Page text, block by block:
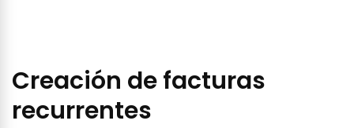
Creación de facturas
recurrentes